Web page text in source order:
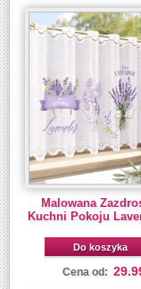
Malowana
Kuchni Pokoju
Do koszyka
Cena od: